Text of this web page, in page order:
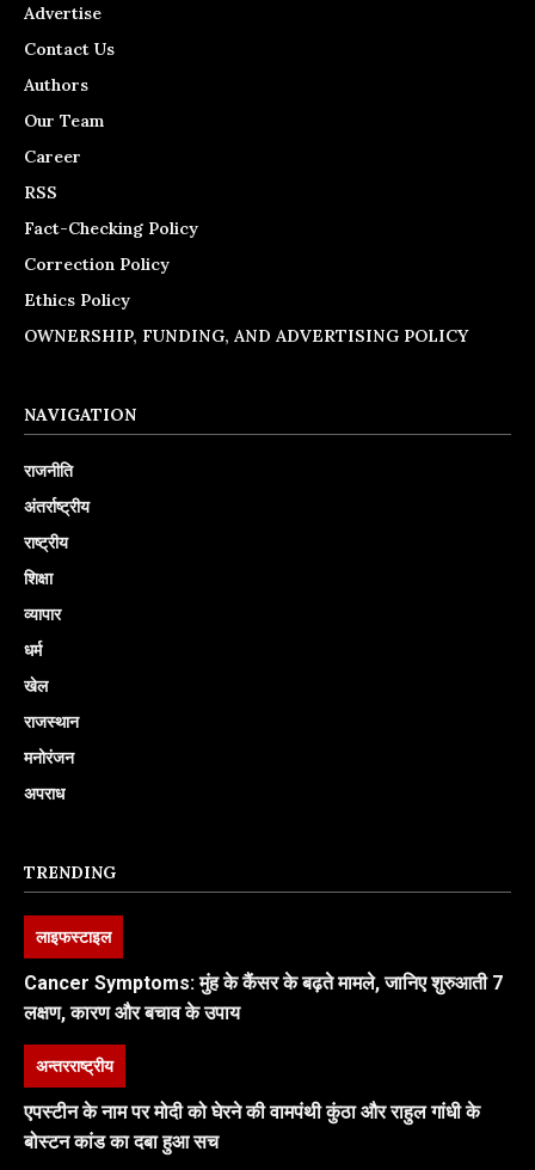
Advertise
Contact Us
Authors
Our Team
Career
RSS
Fact-Checking Policy
Correction Policy
Ethics Policy
OWNERSHIP, FUNDING, AND ADVERTISING POLICY
NAVIGATION
राजनीति
अंतर्राष्ट्रीय
राष्ट्रीय
शिक्षा
व्यापार
धर्म
खेल
राजस्थान
मनोरंजन
अपराध
TRENDING
लाइफस्टाइल
Cancer Symptoms: मुंह के कैंसर के बढ़ते मामले, जानिए शुरुआती 7
लक्षण, कारण और बचाव के उपाय
अन्तरराष्ट्रीय
एपस्टीन के नाम पर मोदी को घेरने की वामपंथी कुंठा और राहुल गांधी के
बोस्टन कांड का दबा हुआ सच